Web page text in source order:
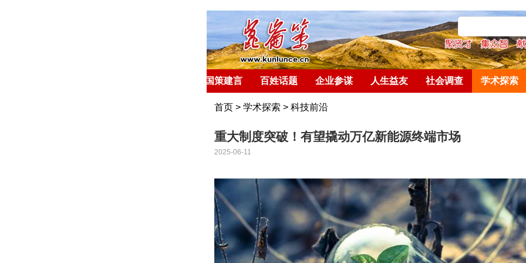
国策建言 百姓话题 企业参谋 人生益友 社会调查 学术探索
首页> 学术探索 > 科技前沿
重大制度突破！有望撬动万亿新能源终端市场
2025-06-11